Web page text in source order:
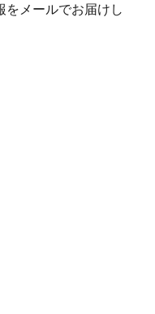
メールでお届けし